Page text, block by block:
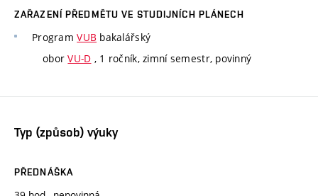
ZAŘAZENÍ PŘEDMĚTU VE STUDIJNÍCH PLÁNECH
ProgramVUB bakalářský
oborVU-D , 1 ročník, zimní semestr, povinný
Typ (způsob) výuky
PŘEDNÁŠKA